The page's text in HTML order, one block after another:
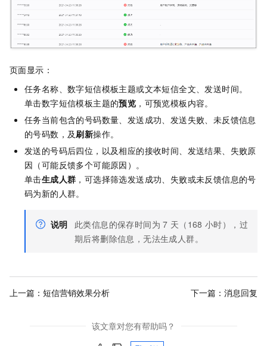
页面显示：
任务名称、数字短信模板主题或文本短信全文、发送时间。
单击数字短信模板主题的预览 ，可预览模板内容。
任务当前包含的号码数量、发送成功、发送失败、未反馈信息
的号码数，及刷新操作。
发送的号码后四位，以及相应的接收时间、发送结果、失败原
因（可能反馈多个可能原因）。
单击生成人群 ，可选择筛选发送成功、失败或未反馈信息的号
码为新的人群。
说明 此类信息的保存时间为 7 天（168 小时），过
期后将删除信息，无法生成人群。
上一篇： 短信营销效果分析 下一篇： 消息回复
该文章对您有帮助吗？